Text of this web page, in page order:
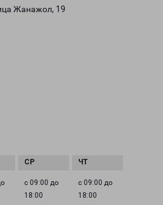
Жанажол, 19
с 09:00 до
18:00
с 09:00 до
18:00